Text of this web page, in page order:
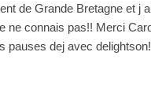
de Grande Bretagne et j
ne connais pas!! Merci
pauses dej avec